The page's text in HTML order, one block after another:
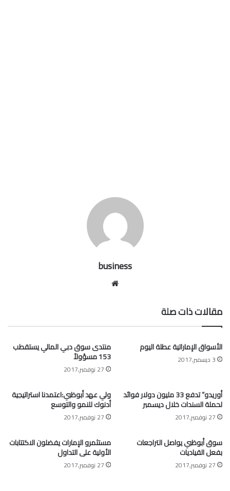
business
مقالات ذات صلة
الأسواق الإماراتية عطلة اليوم
3 ديسمبر,2017
منتدى سوق دبي المالي يستقطب
153 مسؤولاً
27 نوفمبر,2017
أوريدو” تدفع 33 مليون دولار فوائد
لحملة السندات خلال ديسمبر
27 نوفمبر,2017
ولي عهد أبوظبي:اعتمدنا استراتيجية
أدنوك للنمو والتوسع
27 نوفمبر,2017
سوق أبوظبي يواصل التراجعات
بفعل القياديات
27 نوفمبر,2017
مستثمرو الإمارات يفضلون الاكتتابات
الأولية على التداول
27 نوفمبر,2017